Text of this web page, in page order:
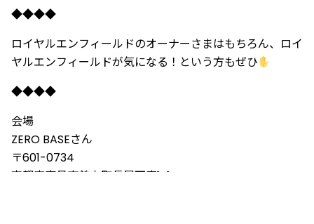
◆◆◆◆
ロイヤルエンフィールドのオーナーさまはもちろん、ロイ
ヤルエンフィールドが気になる！という方もぜひ
◆◆◆◆
会場
ZERO BASEさん
〒601-0734
京都府南丹市美⼭町⻑尾下庵1-1